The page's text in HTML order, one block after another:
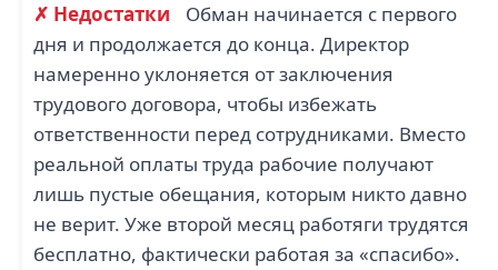
✗ Недостатки
Обман начинается с первого
дня и продолжается до конца. Директор
намеренно уклоняется от заключения
трудового договора, чтобы избежать
ответственности перед сотрудниками. Вместо
реальной оплаты труда рабочие получают
лишь пустые обещания, которым никто давно
не верит. Уже второй месяц работяги трудятся
бесплатно, фактически работая за «спасибо».